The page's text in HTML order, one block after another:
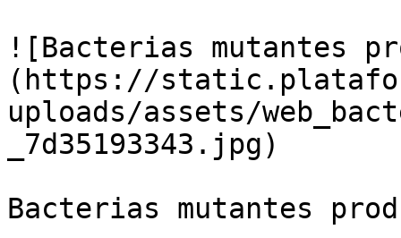
![Bacterias mutantes
(https://
uploads/assets/
_7d35193343.jpg)
Bacterias mutantes